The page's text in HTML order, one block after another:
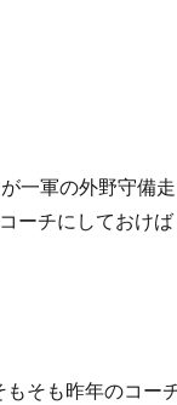
一軍の外野守備走
ーチにしておけば
そも昨年のコー